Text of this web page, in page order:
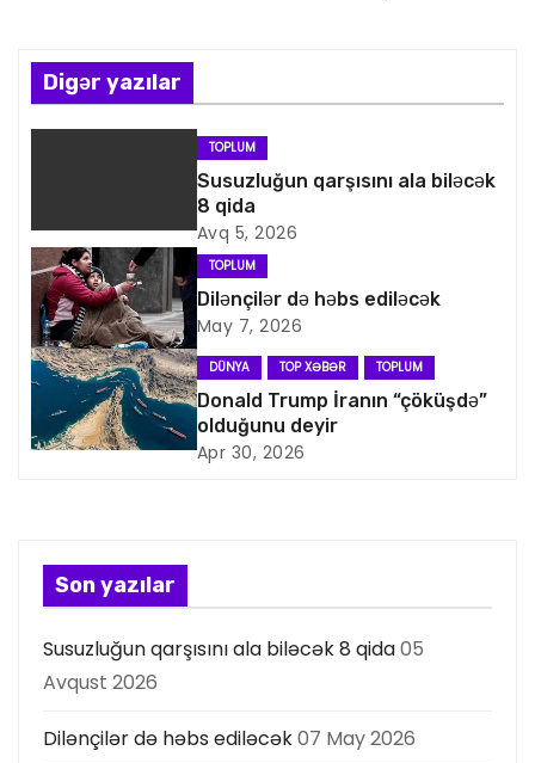
ı
n
v
i
q
a
s
a
ı
Digər yazılar
TOPLUM
Susuzluğun qarşısını ala biləcək
8 qida
Avq 5, 2026
TOPLUM
Dilənçilər də həbs ediləcək
May 7, 2026
DÜNYA TOP XƏBƏR TOPLUM
Donald Trump İranın “çöküşdə”
olduğunu deyir
Apr 30, 2026
Son yazılar
Susuzluğun qarşısını ala biləcək 8 qida05
Avqust 2026
Dilənçilər də həbs ediləcək07 May 2026